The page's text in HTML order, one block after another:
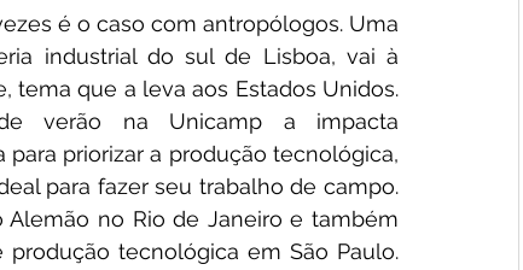
é o caso com antropólogos. Uma
industrial do sul de Lisboa, vai à
tema que a leva aos Estados Unidos.
verão na Unicamp a impacta
priorizar a produção tecnológica,
para fazer seu trabalho de campo.
no Rio de Janeiro e também
tecnológica em São Paulo.